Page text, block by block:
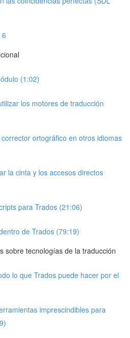
(1:02)
los motores de traducción
ortográfico en otros idiomas
la cinta y los accesos directos
para Trados (21:06)
de Trados (79:19)
sobre tecnologías de la traducción
lo que Trados puede hacer por el
imprescindibles para